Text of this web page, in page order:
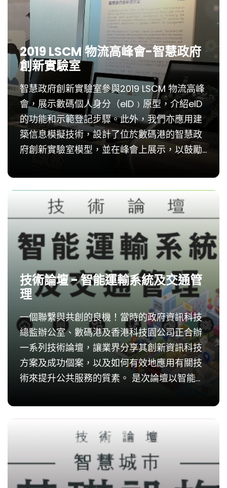
2019 LSCM 物流高峰會-智慧政府
創新實驗室
智慧政府創新實驗室參與2019 LSCM 物流高峰
會，展示數碼個人身分（eID﹚原型，介紹eID
的功能和示範登記步驟。此外，我們亦應用建
築信息模擬技術，設計了位於數碼港的智慧政
府創新實驗室模型，並在峰會上展示，以鼓勵
察和城市發展規劃。
技術論壇 - 智能運輸系統及交通管
理
一個聯繫與共創的良機！當時的政府資訊科技
總監辦公室、數碼港及香港科技園公司正合辦
一系列技術論壇，讓業界分享其創新資訊科技
方案及成功個案，以及如何有效地應用有關技
術來提升公共服務的質素。 是次論壇以智能運
及運輸調度，包括路線追蹤及規劃、交通流量